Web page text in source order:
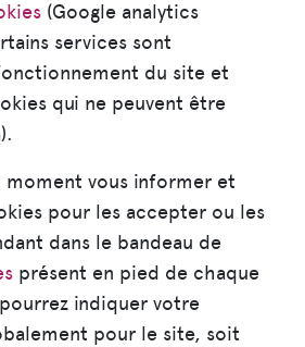
(Google analytics
services sont
du site et
qui ne peuvent être
moment vous informer et
pour les accepter ou les
dans le bandeau de
présent en pied de chaque
indiquer votre
pour le site, soit